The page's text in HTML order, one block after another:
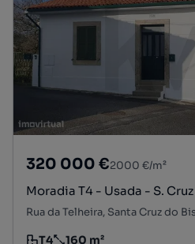
320 000 €2000 €/m²
Moradia T4 - Usada - S.
T4 160 m²